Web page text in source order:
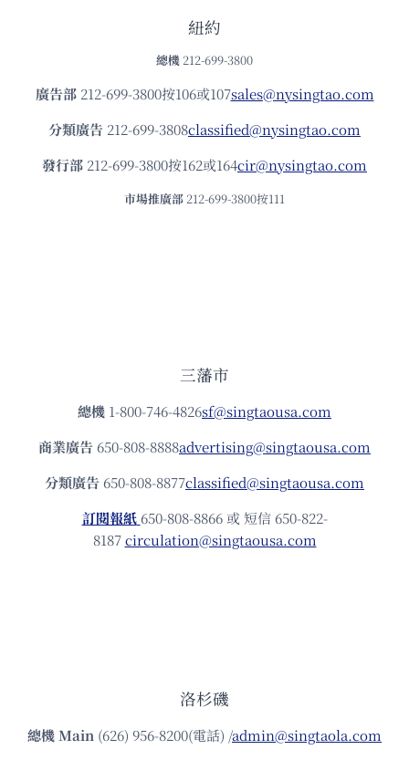
紐約
總機 212-699-3800
廣告部212-699-3800按106或107sales@nysingtao.com
分類廣告 212-699-3808classified@nysingtao.com
發⾏部 212-699-3800按162或164cir@nysingtao.com
市場推廣部 212-699-3800按111
三藩市
總機 1-800-746-4826sf@singtaousa.com
商業廣告 650-808-8888advertising@singtaousa.com
分類廣告 650-808-8877classified@singtaousa.com
訂閱報紙 650-808-8866 或 短信 650-822-
8187circulation@singtaousa.com
洛杉磯
總機Main (626) 956-8200(電話) /admin@singtaola.com